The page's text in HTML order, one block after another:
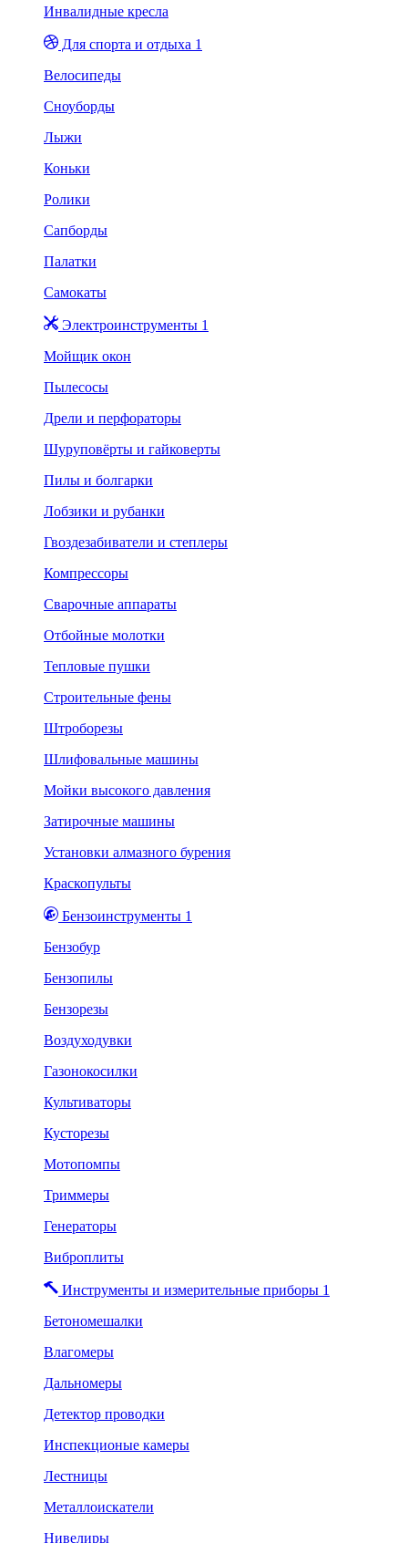
Инвалидные кресла
Для спорта и отдыха 1
Велосипеды
Сноуборды
Лыжи
Коньки
Ролики
Сапборды
Палатки
Самокаты
Электроинструменты 1
Мойщик окон
Пылесосы
Дрели и перфораторы
Шуруповёрты и гайковерты
Пилы и болгарки
Лобзики и рубанки
Гвоздезабиватели и степлеры
Компрессоры
Сварочные аппараты
Отбойные молотки
Тепловые пушки
Строительные фены
Штроборезы
Шлифовальные машины
Мойки высокого давления
Затирочные машины
Установки алмазного бурения
Краскопульты
Бензоинструменты 1
Бензобур
Бензопилы
Бензорезы
Воздуходувки
Газонокосилки
Культиваторы
Кусторезы
Мотопомпы
Триммеры
Генераторы
Виброплиты
Инструменты и измерительные приборы 1
Бетономешалки
Влагомеры
Дальномеры
Детектор проводки
Инспекционые камеры
Лестницы
Металлоискатели
Нивелиры